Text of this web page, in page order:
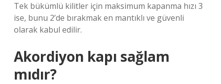
Tek bükümlü kilitler için maksimum kapanma hızı 3
ise, bunu 2’de bırakmak en mantıklı ve güvenli
olarak kabul edilir.
Akordiyon kapı sağlam
mıdır?